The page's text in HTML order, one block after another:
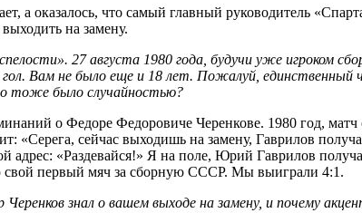
а оказалось, что самый главный руководитель
на замену.
27 августа 1980 года, будучи уже игроком
Вам не было еще и 18 лет. Пожалуй, единственный
тоже было случайностью?
о Федоре Федоровиче Черенкове. 1980 год,
«Серега, сейчас выходишь на замену, Гаврилов
адрес: «Раздевайся!» Я на поле, Юрий Гаврилов
свой первый мяч за сборную СССР. Мы выиграли 4:1.
знал о вашем выходе на замену, и почему